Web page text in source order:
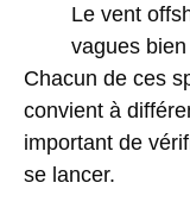
Le vent
vagues
Chacun de ces
convient à
important de
se lancer.